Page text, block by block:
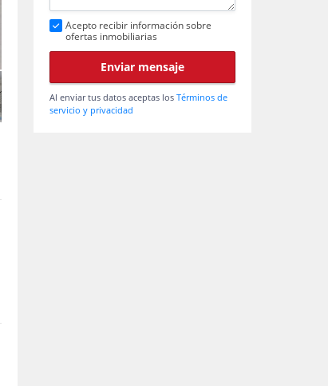
Acepto recibir información sobre
ofertas inmobiliarias
Enviar mensaje
Al enviar tus datos aceptas los Términos de
servicio y privacidad